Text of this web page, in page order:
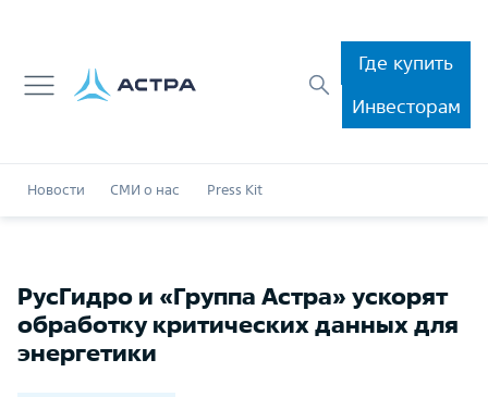
Где купить
Инвесторам
Новости СМИ о нас Press Kit
РусГидро и «Группа Астра» ускорят
обработку критических данных для
энергетики